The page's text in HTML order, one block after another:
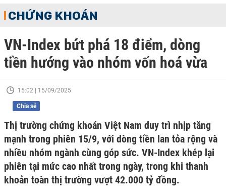
CHỨNG KHOÁN
VN-Index bứt phá 18 điểm, dòng
tiền hướng vào nhóm vốn hoá vừa
15:02 | 15/09/2025
Chia sẻ
Thị trường chứng khoán Việt Nam duy trì nhịp tăng
mạnh trong phiên 15/9, với dòng tiền lan tỏa rộng và
nhiều nhóm ngành cùng góp sức. VN-Index khép lại
phiên tại mức cao nhất trong ngày, trong khi thanh
khoản toàn thị trường vượt 42.000 tỷ đồng.